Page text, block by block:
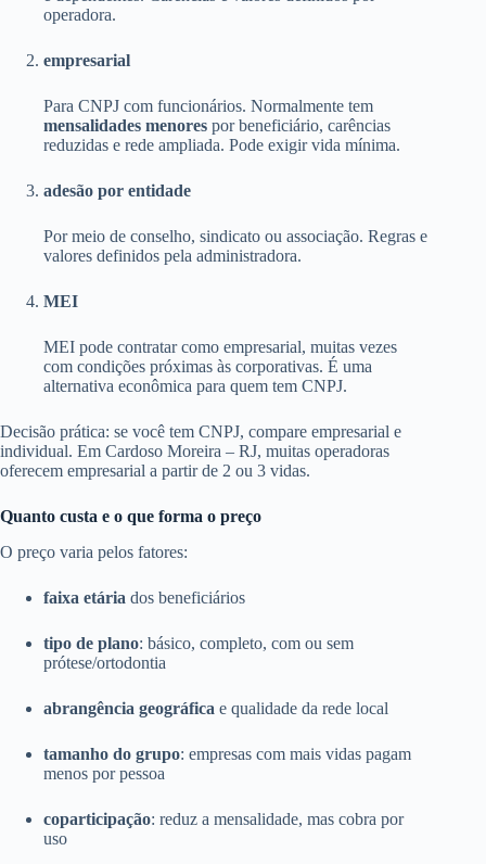
operadora.
empresarial
Para CNPJ com funcionários. Normalmente tem
mensalidades menores por beneficiário, carências
reduzidas e rede ampliada. Pode exigir vida mínima.
adesão por entidade
Por meio de conselho, sindicato ou associação. Regras e
valores definidos pela administradora.
MEI
MEI pode contratar como empresarial, muitas vezes
com condições próximas às corporativas. É uma
alternativa econômica para quem tem CNPJ.
Decisão prática: se você tem CNPJ, compare empresarial e
individual. Em Cardoso Moreira – RJ, muitas operadoras
oferecem empresarial a partir de 2 ou 3 vidas.
Quanto custa e o que forma o preço
O preço varia pelos fatores:
faixa etária dos beneficiários
tipo de plano: básico, completo, com ou sem
prótese/ortodontia
abrangência geográfica e qualidade da rede local
tamanho do grupo: empresas com mais vidas pagam
menos por pessoa
coparticipação: reduz a mensalidade, mas cobra por
uso